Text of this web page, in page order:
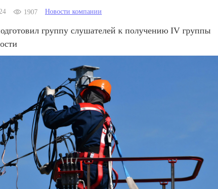
1907 Новости компании
группу слушателей к получению IV группы